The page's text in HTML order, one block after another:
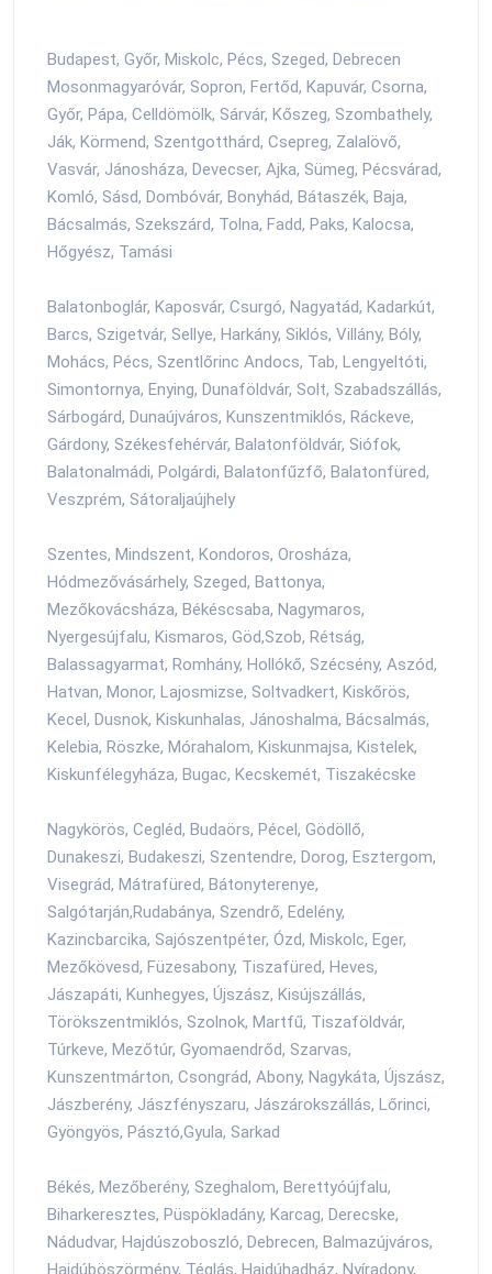
Budapest, Győr, Miskolc, Pécs, Szeged, Debrecen
Mosonmagyaróvár, Sopron, Fertőd, Kapuvár, Csorna,
Győr, Pápa, Celldömölk, Sárvár, Kőszeg, Szombathely,
Ják, Körmend, Szentgotthárd, Csepreg, Zalalövő,
Vasvár, Jánosháza, Devecser, Ajka, Sümeg, Pécsvárad,
Komló, Sásd, Dombóvár, Bonyhád, Bátaszék, Baja,
Bácsalmás, Szekszárd, Tolna, Fadd, Paks, Kalocsa,
Hőgyész, Tamási
Balatonboglár, Kaposvár, Csurgó, Nagyatád, Kadarkút,
Barcs, Szigetvár, Sellye, Harkány, Siklós, Villány, Bóly,
Mohács, Pécs, Szentlőrinc Andocs, Tab, Lengyeltóti,
Simontornya, Enying, Dunaföldvár, Solt, Szabadszállás,
Sárbogárd, Dunaújváros, Kunszentmiklós, Ráckeve,
Gárdony, Székesfehérvár, Balatonföldvár, Siófok,
Balatonalmádi, Polgárdi, Balatonfűzfő, Balatonfüred,
Veszprém, Sátoraljaújhely
Szentes, Mindszent, Kondoros, Orosháza,
Hódmezővásárhely, Szeged, Battonya,
Mezőkovácsháza, Békéscsaba, Nagymaros,
Nyergesújfalu, Kismaros, Göd,Szob, Rétság,
Balassagyarmat, Romhány, Hollókő, Szécsény, Aszód,
Hatvan, Monor, Lajosmizse, Soltvadkert, Kiskőrös,
Kecel, Dusnok, Kiskunhalas, Jánoshalma, Bácsalmás,
Kelebia, Röszke, Mórahalom, Kiskunmajsa, Kistelek,
Kiskunfélegyháza, Bugac, Kecskemét, Tiszakécske
Nagykörös, Cegléd, Budaörs, Pécel, Gödöllő,
Dunakeszi, Budakeszi, Szentendre, Dorog, Esztergom,
Visegrád, Mátrafüred, Bátonyterenye,
Salgótarján,Rudabánya, Szendrő, Edelény,
Kazincbarcika, Sajószentpéter, Ózd, Miskolc, Eger,
Mezőkövesd, Füzesabony, Tiszafüred, Heves,
Jászapáti, Kunhegyes, Újszász, Kisújszállás,
Törökszentmiklós, Szolnok, Martfű, Tiszaföldvár,
Túrkeve, Mezőtúr, Gyomaendrőd, Szarvas,
Kunszentmárton, Csongrád, Abony, Nagykáta, Újszász,
Jászberény, Jászfényszaru, Jászárokszállás, Lőrinci,
Gyöngyös, Pásztó,Gyula, Sarkad
Békés, Mezőberény, Szeghalom, Berettyóújfalu,
Biharkeresztes, Püspökladány, Karcag, Derecske,
Nádudvar, Hajdúszoboszló, Debrecen, Balmazújváros,
Hajdúböszörmény, Téglás, Hajdúhadház, Nyíradony,